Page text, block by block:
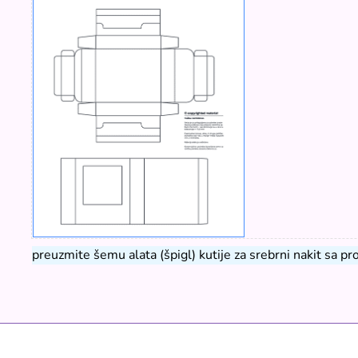
preuzmite šemu alata (špigl) kutije za srebrni nakit sa